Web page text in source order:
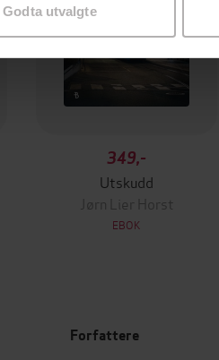
Godta utvalgte
349,-
Utskudd
Jørn Lier Horst
EBOK
Forfattere